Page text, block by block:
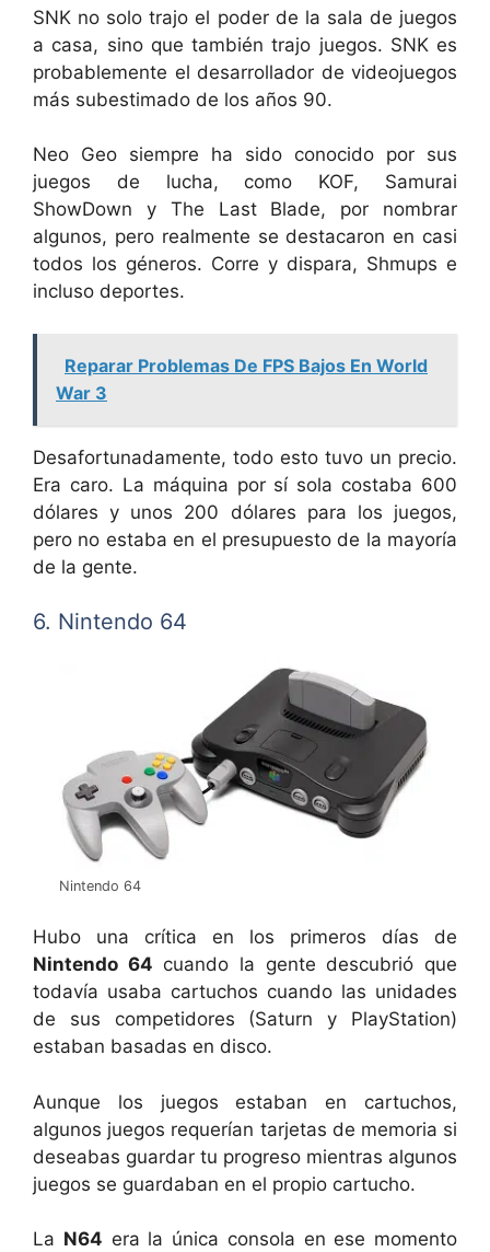
SNK no solo trajo el poder de la sala de juegos
a casa, sino que también trajo juegos. SNK es
probablemente el desarrollador de videojuegos
más subestimado de los años 90.
Neo Geo siempre ha sido conocido por sus
juegos de lucha, como KOF, Samurai
ShowDown y The Last Blade, por nombrar
algunos, pero realmente se destacaron en casi
todos los géneros. Corre y dispara, Shmups e
incluso deportes.
Reparar Problemas De FPS Bajos En World
War 3
Desafortunadamente, todo esto tuvo un precio.
Era caro. La máquina por sí sola costaba 600
dólares y unos 200 dólares para los juegos,
pero no estaba en el presupuesto de la mayoría
de la gente.
6. Nintendo 64
Nintendo 64
Hubo una crítica en los primeros días de
Nintendo 64 cuando la gente descubrió que
todavía usaba cartuchos cuando las unidades
de sus competidores (Saturn y PlayStation)
estaban basadas en disco.
Aunque los juegos estaban en cartuchos,
algunos juegos requerían tarjetas de memoria si
deseabas guardar tu progreso mientras algunos
juegos se guardaban en el propio cartucho.
La N64 era la única consola en ese momento